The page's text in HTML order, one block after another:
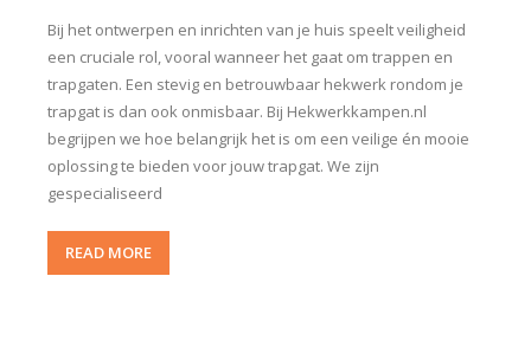
Bij het ontwerpen en inrichten van je huis speelt veiligheid
een cruciale rol, vooral wanneer het gaat om trappen en
trapgaten. Een stevig en betrouwbaar hekwerk rondom je
trapgat is dan ook onmisbaar. Bij Hekwerkkampen.nl
begrijpen we hoe belangrijk het is om een veilige én mooie
oplossing te bieden voor jouw trapgat. We zijn
gespecialiseerd
READ MORE